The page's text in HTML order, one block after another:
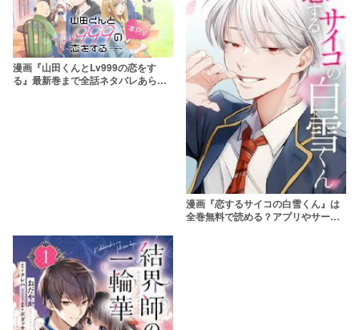
漫画『山田くんとLv999の恋をす
る』最新巻まで全話ネタバレあらす
漫画『恋するサイコの白雪くん』は
全巻無料で読める？アプリやサービ